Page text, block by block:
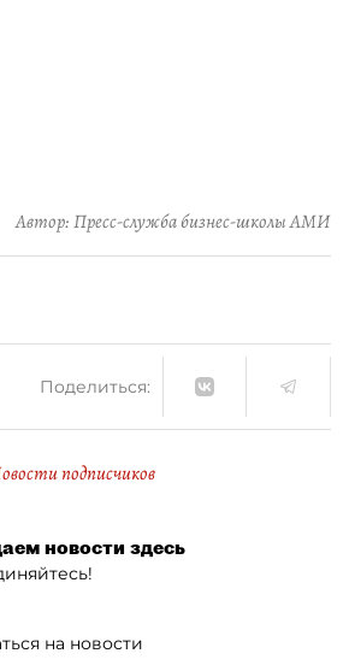
Автор: Пресс-служба бизнес-школы АМИ
Поделиться:
подписчиков
новости здесь
на новости